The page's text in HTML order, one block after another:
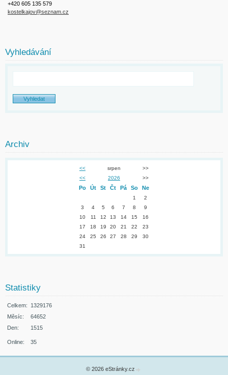
+420 605 135 579
kostelkajov@seznam.cz
Vyhledávání
Archiv
<< srpen
>>
<<
2026 >>
Po Út St Čt Pá So Ne
1
2
3
4 5 6 7 8
9
10
11 12 13 14 15
16
17
18 19 20 21 22
23
24
25 26 27 28 29
30
31
Statistiky
Online: 35
Celkem: 1329176
Měsíc:
64652
Den:
1515
© 2026 eStránky.cz